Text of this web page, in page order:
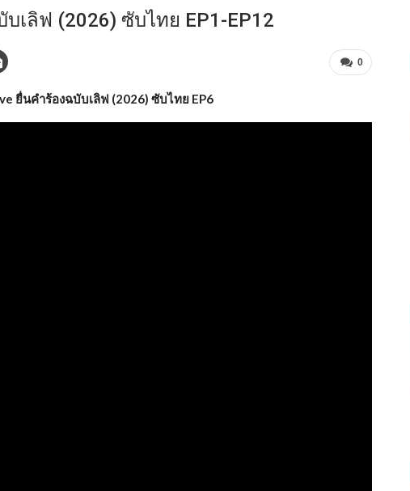
เลิฟ (2026) ซับไทย EP1-EP12
0
ยื่นคำร้องฉบับเลิฟ (2026) ซับไทย EP6